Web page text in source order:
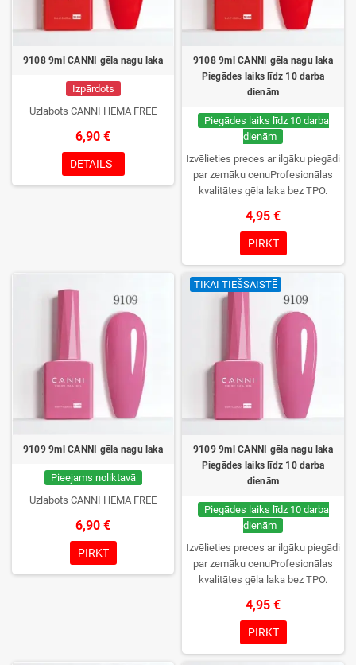
9108 9ml CANNI gēla nagu laka
Izpārdots
Uzlabots CANNI HEMA FREE
6,90 €
DETAILS
9108 9ml CANNI gēla nagu laka
Piegādes laiks līdz 10 darba
dienām
Piegādes laiks līdz 10 darba
dienām
Izvēlieties preces ar ilgāku piegādi
par zemāku cenuProfesionālas
kvalitātes gēla laka bez TPO.
izvēle, lieliska sacietēšana
UV/LED lampās un ilgstoša
noturība. Katrs flakons iepakots
kastītē – pirmo reizi to atvērsiet
tikai jūs.
4,95 €
PIRKT
9109 9ml CANNI gēla nagu laka
Pieejams noliktavā
Uzlabots CANNI HEMA FREE
6,90 €
PIRKT
TIKAI TIEŠSAISTĒ
9109 9ml CANNI gēla nagu laka
Piegādes laiks līdz 10 darba
dienām
Piegādes laiks līdz 10 darba
dienām
Izvēlieties preces ar ilgāku piegādi
par zemāku cenuProfesionālas
kvalitātes gēla laka bez TPO.
izvēle, lieliska sacietēšana
UV/LED lampās un ilgstoša
noturība. Katrs flakons iepakots
kastītē – pirmo reizi to atvērsiet
4,95 €
PIRKT